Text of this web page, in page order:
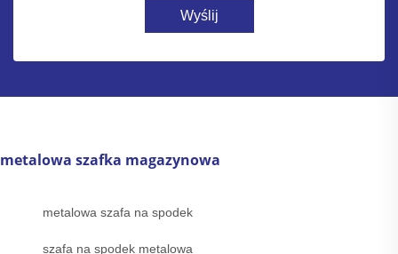
Wyślij
metalowa szafka magazynowa
metalowa szafa na spodek
szafa na spodek metalowa